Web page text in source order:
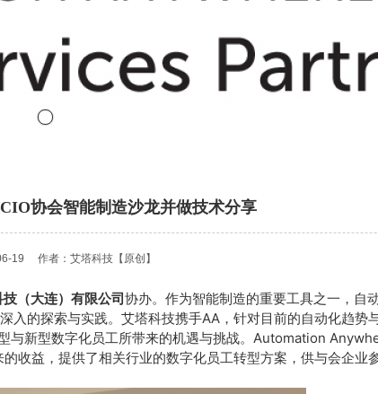
协会智能制造沙龙并做技术分享
19 作者：艾塔科技【原创】
（大连）有限公司协办。作为智能制造的重要工具之一，自
的探索与实践。艾塔科技携手AA，针对目前的自动化趋势
与新型数字化员工所带来的机遇与挑战。Automation
收益，提供了相关行业的数字化员工转型方案，供与会企业参